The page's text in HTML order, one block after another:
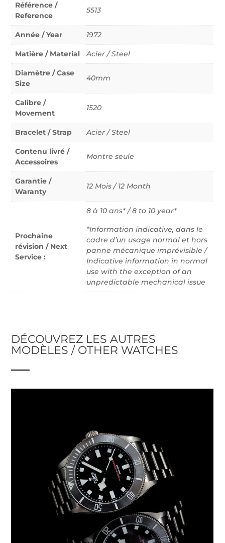
Référence /
Reference
5513
Année / Year 1972
Matière / Material Acier / Steel
Diamètre / Case
Size
40mm
Calibre /
Movement
1520
Bracelet / Strap Acier / Steel
Contenu livré /
Accessoires
Montre seule
Garantie /
Waranty
12 Mois / 12 Month
Prochaine
révision / Next
Service :
8 à 10 ans* / 8 to 10 year*
*Information indicative, dans le
cadre d’un usage normal et hors
panne mécanique imprévisible /
Indicative information in normal
use with the exception of an
unpredictable mechanical issue
DÉCOUVREZ LES AUTRES
MODÈLES / OTHER WATCHES